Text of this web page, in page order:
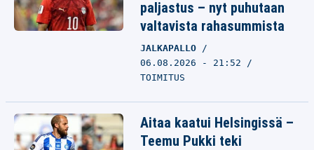
paljastus – nyt puhutaan
valtavista rahasummista
JALKAPALLO
06.08.2026 - 21:52
TOIMITUS
Aitaa kaatui Helsingissä –
Teemu Pukki teki